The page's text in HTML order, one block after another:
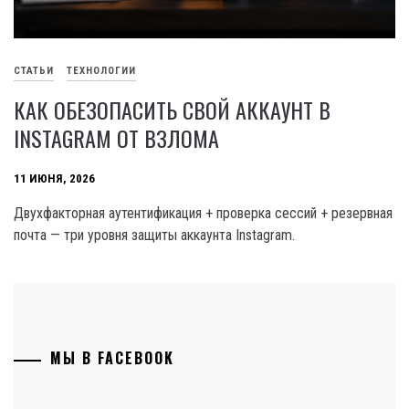
СТАТЬИ ТЕХНОЛОГИИ
КАК ОБЕЗОПАСИТЬ СВОЙ АККАУНТ В
INSTAGRAM ОТ ВЗЛОМА
11 ИЮНЯ, 2026
Двухфакторная аутентификация + проверка сессий + резервная
почта — три уровня защиты аккаунта Instagram.
МЫ В FACEBOOK